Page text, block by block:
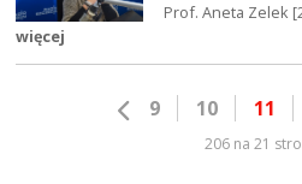
Prof. Aneta Zelek
więcej
9 10 11
206 na 21